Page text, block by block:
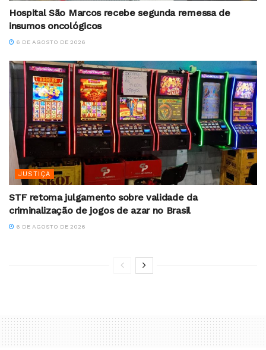
Hospital São Marcos recebe segunda remessa de
insumos oncológicos
6 DE AGOSTO DE 2026
JUSTIÇA
STF retoma julgamento sobre validade da
criminalização de jogos de azar no Brasil
6 DE AGOSTO DE 2026